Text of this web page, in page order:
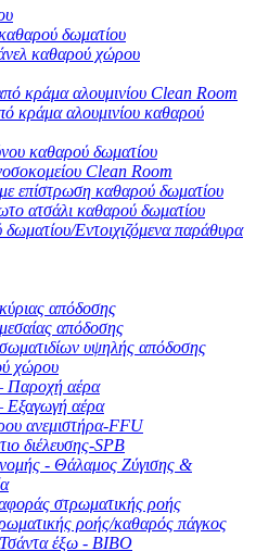
δωματίου
καθαρού χώρου
κράμα αλουμινίου Clean Room
κράμα αλουμινίου καθαρού
καθαρού δωματίου
Clean Room
επίστρωση καθαρού δωματίου
ατσάλι καθαρού δωματίου
Εντοιχιζόμενα παράθυρα
απόδοσης
απόδοσης
υψηλής απόδοσης
χώρου
Παροχή αέρα
Εξαγωγή αέρα
ανεμιστήρα-FFU
διέλευσης-SPB
- Θάλαμος Ζύγισης &
στρωματικής ροής
ροής/καθαρός πάγκος
έξω - BIBO